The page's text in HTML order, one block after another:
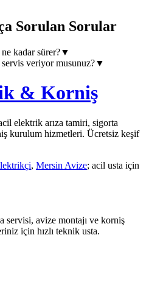
Sorulan Sorular
kadar sürer?▼
servis veriyor musunuz?▼
& Korniş
elektrik arıza tamiri, sigorta
kurulum hizmetleri. Ücretsiz keşif
, Mersin Avize; acil usta için
servisi, avize montajı ve korniş
için hızlı teknik usta.